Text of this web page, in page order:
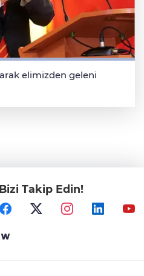
elimizden geleni
Bizi Takip Edin!